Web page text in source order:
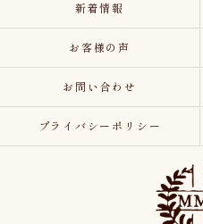
新着情報
お客様の声
お問い合わせ
プライバシーポリシー